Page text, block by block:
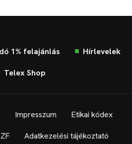
1% felajánlás Hírlevelek
Telex Shop
Impresszum Etikai kódex
Adatkezelési tájékoztató